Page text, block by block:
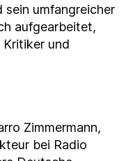
sein umfangreicher
aufgearbeitet,
Kritiker und
Zimmermann,
bei Radio